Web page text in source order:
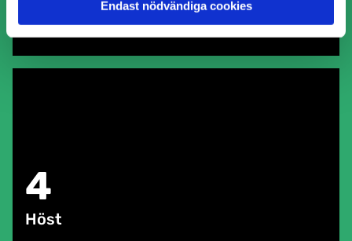
Endast nödvändiga cookies
4
Höst